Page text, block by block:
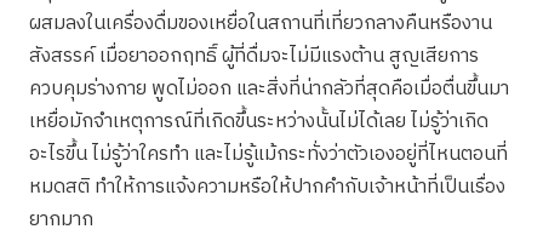
ผสมลงในเครื่องดื่มของเหยื่อในสถานที่เที่ยวกลางคืนหรืองาน
สังสรรค์ เมื่อยาออกฤทธิ์ ผู้ที่ดื่มจะไม่มีแรงต้าน สูญเสียการ
ควบคุมร่างกาย พูดไม่ออก และสิ่งที่น่ากลัวที่สุดคือเมื่อตื่นขึ้นมา
เหยื่อมักจำเหตุการณ์ที่เกิดขึ้นระหว่างนั้นไม่ได้เลย ไม่รู้ว่าเกิด
อะไรขึ้น ไม่รู้ว่าใครทำ และไม่รู้แม้กระทั่งว่าตัวเองอยู่ที่ไหนตอนที่
หมดสติ ทำให้การแจ้งความหรือให้ปากคำกับเจ้าหน้าที่เป็นเรื่อง
ยากมาก